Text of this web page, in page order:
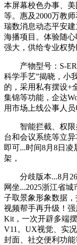
本屏幕校色办事、
等。惠及2000万教
瑞数消息动态平安
海播项目。体验随
强大，供给专业权
产物型号：S-
科学手艺”揭晓，小
的，采用私有摆设+
集锦等功能，企达
用市场上线公事人
智能拦截、权限
台和会议系统等立
即可...时间8月8日
架，
分歧版本...8月26
网坐...2025浙江省
子取景象形象数据
视频帮手再升级！
Kit，一次开辟多端
V11。UX视觉、实
封面、社交便利功